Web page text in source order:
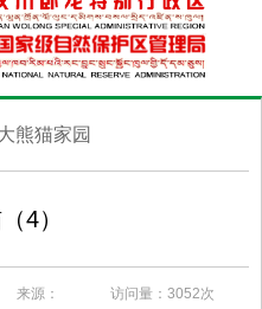
熊猫家园
4）
来源： 访问量： 3052次